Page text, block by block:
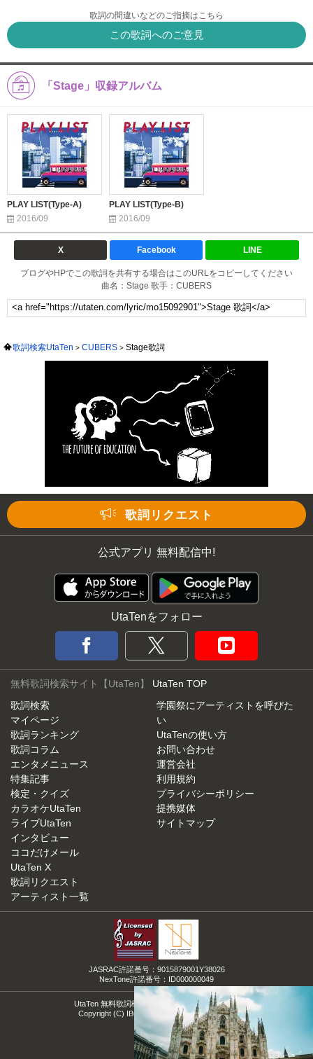
歌詞の間違いなどのご指摘はこちら
この歌詞へのご意見
「Stage」収録アルバム
PLAY LIST(Type-A)
2016/09
PLAY LIST(Type-B)
2016/09
X Facebook LINE
ブログやHPでこの歌詞を共有する場合はこのURLをコピーしてください
曲名：Stage 歌手：CUBERS
歌詞検索UtaTen CUBERS Stage歌詞
歌詞リクエスト
公式アプリ 無料配信中!
UtaTenをフォロー
無料歌詞検索サイト【UtaTen】 UtaTen TOP
歌詞検索
マイページ
歌詞ランキング
歌詞コラム
エンタメニュース
特集記事
検定・クイズ
カラオケUtaTen
ライブUtaTen
インタビュー
ココだけメール
UtaTen X
歌詞リクエスト
アーティスト一覧
学園祭にアーティストを呼びた
い
UtaTenの使い方
お問い合わせ
運営会社
利用規約
プライバシーポリシー
提携媒体
サイトマップ
JASRAC許諾番号：9015879001Y38026
NexTone許諾番号：ID000000049
UtaTen 無料歌詞検索サイトの決定版！うたてん
Copyright (C) IBG Media. All Rights Reserved.